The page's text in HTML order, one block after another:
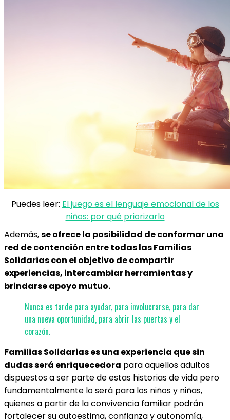
Puedes leer: El juego es el lenguaje emocional de los
niños: por qué priorizarlo
Además,se ofrece la posibilidad de conformar una
red de contención entre todas las Familias
Solidarias con el objetivo de compartir
experiencias, intercambiar herramientas y
brindarse apoyo mutuo.
Nunca es tarde para ayudar, para involucrarse, para dar
una nueva oportunidad, para abrir las puertas y el
corazón.
Familias Solidarias es una experiencia que sin
dudas será enriquecedora para aquellos adultos
dispuestos a ser parte de estas historias de vida pero
fundamentalmente lo será para los niños y niñas,
quienes a partir de la convivencia familiar podrán
fortalecer su autoestima, confianza y autonomía,